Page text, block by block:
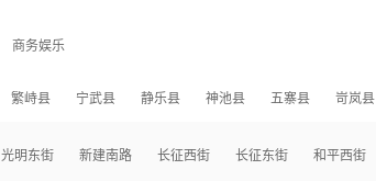
商务娱乐
繁峙县 宁武县 静乐县 神池县 五寨县 岢岚县
光明东街 新建南路 长征西街 长征东街 和平西街